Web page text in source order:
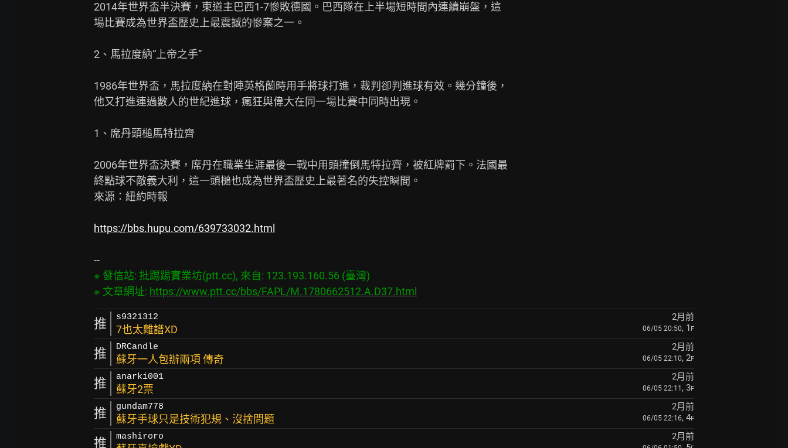
2014年世界盃半決賽，東道主巴西1-7慘敗德國。巴西隊在上半場短時間內連續崩盤，這
場比賽成為世界盃歷史上最震撼的慘案之一。
2、馬拉度納“上帝之手”
1986年世界盃，馬拉度納在對陣英格蘭時用手將球打進，裁判卻判進球有效。幾分鐘後，
他又打進連過數人的世紀進球，瘋狂與偉大在同一場比賽中同時出現。
1、席丹頭槌馬特拉齊
2006年世界盃決賽，席丹在職業生涯最後一戰中用頭撞倒馬特拉齊，被紅牌罰下。法國最
終點球不敵義大利，這一頭槌也成為世界盃歷史上最著名的失控瞬間。
來源：紐約時報
https://bbs.hupu.com/639733032.html
※ 發信站: 批踢踢實業坊(ptt.cc), 來自: 123.193.160.56 (臺灣)
※ 文章網址: https://www.ptt.cc/bbs/FAPL/M.1780662512.A.D37.html
推 s9321312 2月前
7也太離譜XD 06/05 20:50, 1 F
推 DRCandle 2月前
蘇牙一人包辦兩項 傳奇 06/05 22:10, 2F
推 anarki001 2月前
蘇牙2票 06/05 22:11 , 3F
推 gundam778 2月前
蘇牙手球只是技術犯規、沒捨問題 06/05 22:16, 4F
推 mashiroro 2月前